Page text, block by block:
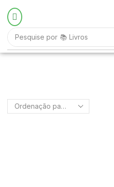
Pesquise por 📚 Livros